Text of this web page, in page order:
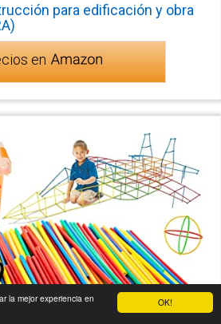
OK!
la mejor experiencia en
para edificación y obra
en